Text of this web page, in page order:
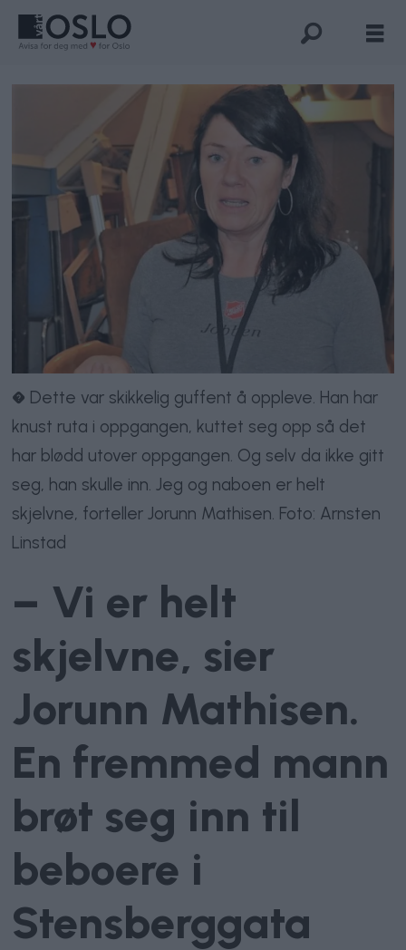
� Dette var skikkelig guffent å oppleve. Han har
knust ruta i oppgangen, kuttet seg opp så det
har blødd utover oppgangen. Og selv da ikke gitt
seg, han skulle inn. Jeg og naboen er helt
skjelvne, forteller Jorunn Mathisen. Foto: Arnsten
Linstad
– Vi er helt
skjelvne, sier
Jorunn Mathisen.
En fremmed mann
brøt seg inn til
beboere i
Stensberggata